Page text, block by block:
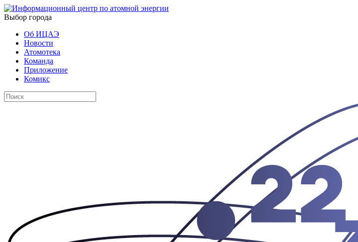
Выбор города
Об ИЦАЭ
Новости
Атомотека
Команда
Приложение
Комикс